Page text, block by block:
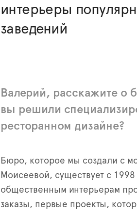
интерьеры
заведений
Валерий, расскажите
вы решили
ресторанном дизайне?
Бюро, которое мы создали с
Моисеевой, существует с
общественным интерьерам
заказы, первые проекты,